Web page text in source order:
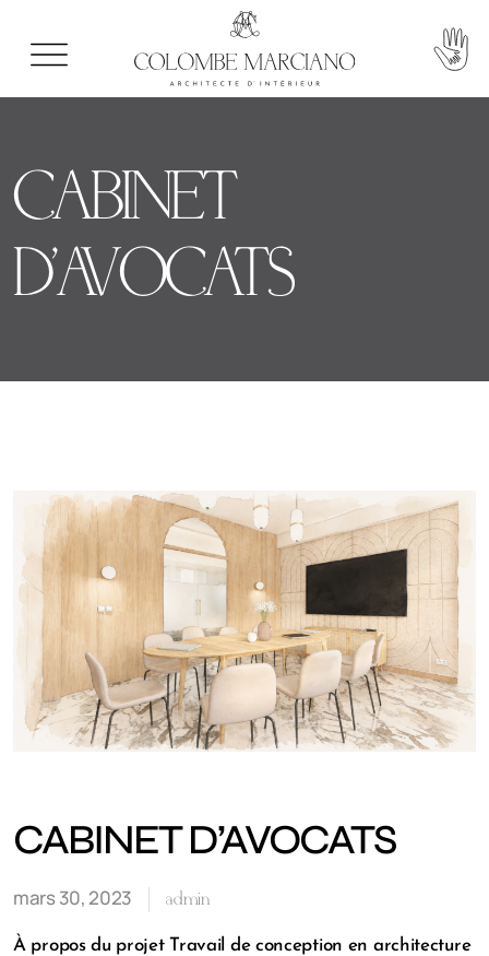
CABINET
D'AVOCATS
CABINET D’AVOCATS
mars 30, 2023 admin
À propos du projet Travail de conception en architecture